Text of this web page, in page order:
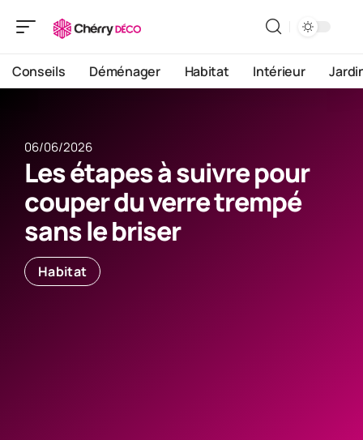
Conseils Déménager Habitat Intérieur
06/06/2026
Les étapes à suivre pour
couper du verre trempé
sans le briser
Habitat